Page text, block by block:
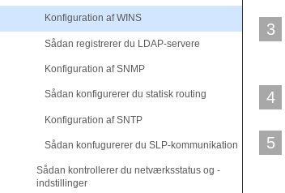
Konfiguration af WINS
Sådan registrerer du LDAP-servere
Konfiguration af SNMP
Sådan konfigurerer du statisk routing
Konfiguration af SNTP
Sådan konfugurerer du SLP-kommunikation
Sådan kontrollerer du netværksstatus og -
indstillinger
3
4
5